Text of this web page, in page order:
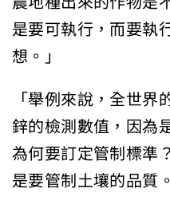
是要可執行，而要
想。」
「舉例來說，全世
鋅的檢測數值，因
為何要訂定管制標
是要管制土壤的品質